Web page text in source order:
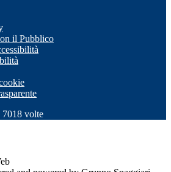
il Pubblico
7018 volte